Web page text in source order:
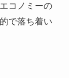
コノミーの
で落ち着い